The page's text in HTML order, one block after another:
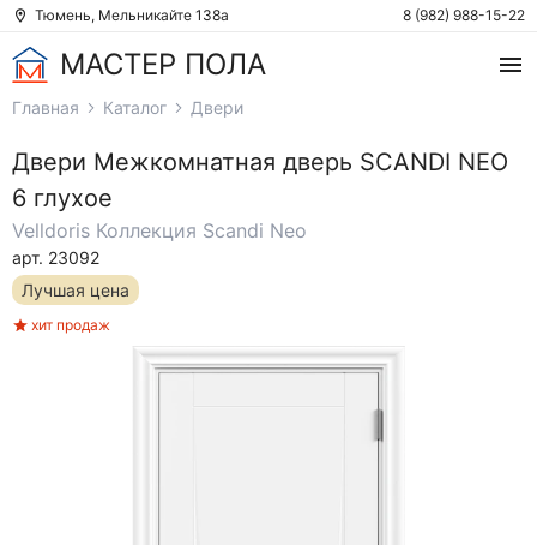
Тюмень, Мельникайте 138а 8 (982) 988-15-22
МАСТЕР ПОЛА
Главная Каталог Двери
Двери Межкомнатная дверь SCANDI NEO
6 глухое
Velldoris Коллекция Scandi Neo
арт. 23092
Лучшая цена
хит продаж